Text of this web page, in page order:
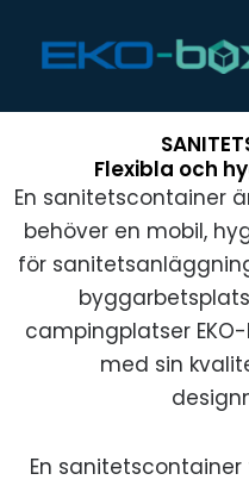
Flexibla och
En sanitetscontainer
behöver en mobil,
för
campingplatser
med sin
En sanitetscontainer